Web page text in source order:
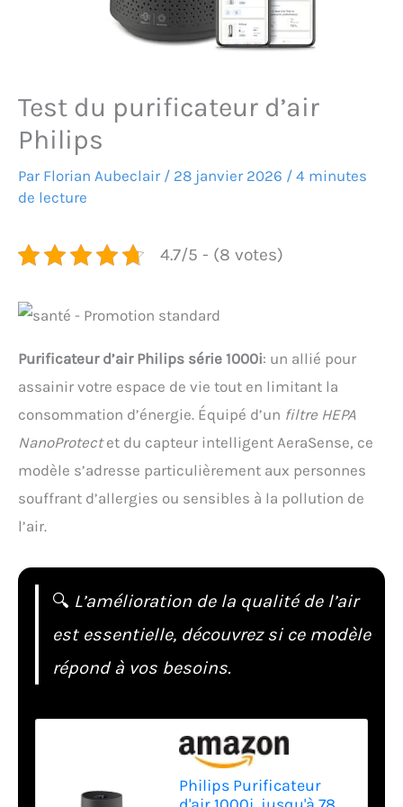
Test du purificateur d’air
Philips
Par Florian Aubeclair / 28 janvier 2026 / 4 minutes
de lecture
4.7/5 - (8 votes)
Purificateur d’air Philips série 1000i: un allié pour
assainir votre espace de vie tout en limitant la
consommation d’énergie. Équipé d’un filtre HEPA
NanoProtectet du capteur intelligent AeraSense, ce
modèle s’adresse particulièrement aux personnes
souffrant d’allergies ou sensibles à la pollution de
l’air.
🔍 L’amélioration de la qualité de l’air
est essentielle, découvrez si ce modèle
répond à vos besoins.
Philips Purificateur